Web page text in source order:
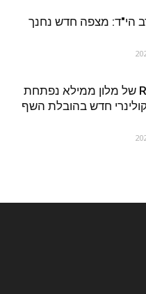
הי"ד: מצפה חדש נחנך
מסעדת ה-RoofTop של מלון ממילא נפתחת
חדש בהובלת השף